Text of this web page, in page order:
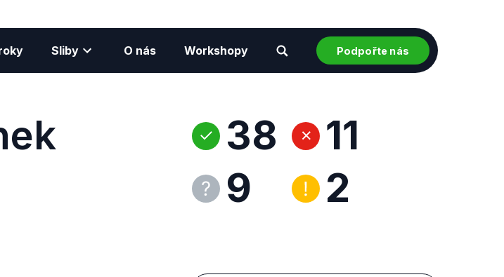
Sliby O nás Workshopy Podpořte nás
38
9
11
2